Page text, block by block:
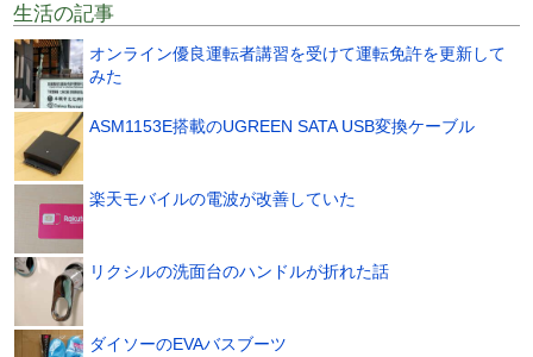
生活の記事
オンライン優良運転者講習を受けて運転免許を更新して
みた
ASM1153E搭載のUGREEN SATA USB変換ケーブル
楽天モバイルの電波が改善していた
リクシルの洗面台のハンドルが折れた話
ダイソーのEVAバスブーツ